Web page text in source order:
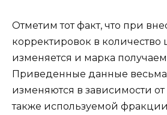
Отметим тот факт, что при
корректировок в количество
изменяется и марка
Приведенные данные
изменяются в зависимости от
также используемой